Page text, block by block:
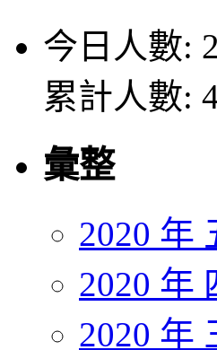
今日人數:
累計人數:
彙整
2020 年
2020 年
2020 年